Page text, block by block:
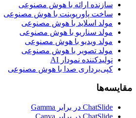
سازنده ارائه با هوش مصنوعی
ساخت پاورپوینت با هوش مصنوعی
مولد اسلاید با هوش مصنوعی
مولد سناریو با هوش مصنوعی
مولد ویدیو با هوش مصنوعی
مولد تصویر با هوش مصنوعی
تولیدکننده نمودار AI
کپی‌برداری صدا با هوش مصنوعی
مقایسه‌ها
ChatSlide در برابر Gamma
ChatSlide در برابر Canva